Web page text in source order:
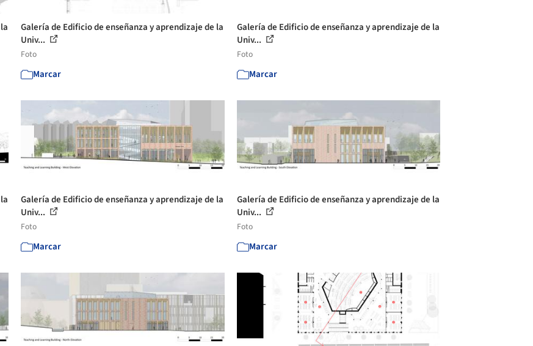
Galería de Edificio de enseñanza y aprendizaje de la
Univ...
Foto
Marcar
Galería de Edificio de enseñanza y aprendizaje de la
Univ...
Foto
Marcar
Galería de Edificio de enseñanza y aprendizaje de la
Univ...
Foto
Marcar
Galería de Edificio de enseñanza y aprendizaje de la
Univ...
Foto
Marcar